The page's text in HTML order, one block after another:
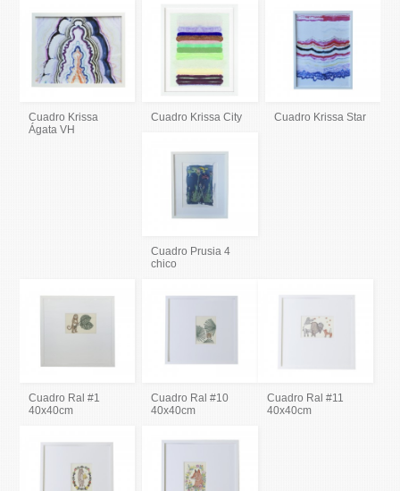
Cuadro Krissa
Ágata VH
Cuadro Krissa City Cuadro Krissa Star
Cuadro Prusia 4
chico
Cuadro Ral #1
40x40cm
Cuadro Ral #10
40x40cm
Cuadro Ral #11
40x40cm